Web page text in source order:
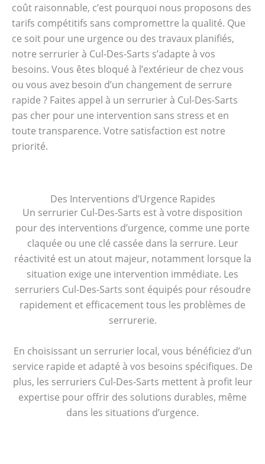
coût raisonnable, c’est pourquoi nous proposons des
tarifs compétitifs sans compromettre la qualité. Que
ce soit pour une urgence ou des travaux planifiés,
notre serrurier à Cul-Des-Sarts s’adapte à vos
besoins. Vous êtes bloqué à l’extérieur de chez vous
ou vous avez besoin d’un changement de serrure
rapide ? Faites appel à un serrurier à Cul-Des-Sarts
pas cher pour une intervention sans stress et en
toute transparence. Votre satisfaction est notre
priorité.
Des Interventions d’Urgence Rapides
Un serrurier Cul-Des-Sarts est à votre disposition
pour des interventions d’urgence, comme une porte
claquée ou une clé cassée dans la serrure. Leur
réactivité est un atout majeur, notamment lorsque la
situation exige une intervention immédiate. Les
serruriers Cul-Des-Sarts sont équipés pour résoudre
rapidement et efficacement tous les problèmes de
serrurerie.
En choisissant un serrurier local, vous bénéficiez d’un
service rapide et adapté à vos besoins spécifiques. De
plus, les serruriers Cul-Des-Sarts mettent à profit leur
expertise pour offrir des solutions durables, même
dans les situations d’urgence.